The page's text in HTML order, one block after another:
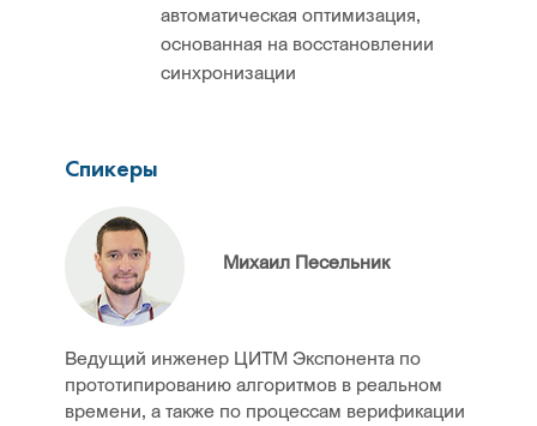
автоматическая оптимизация,
основанная на восстановлении
синхронизации
Спикеры
Михаил Песельник
Ведущий инженер ЦИТМ Экспонента по
прототипированию алгоритмов в реальном
времени, а также по процессам верификации